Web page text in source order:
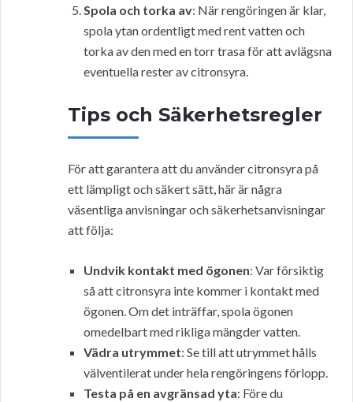
Spola och torka av: När rengöringen är klar,
spola ytan ordentligt med rent vatten och
torka av den med en torr trasa för att avlägsna
eventuella rester av citronsyra.
Tips och Säkerhetsregler
För att garantera att du använder citronsyra på
ett lämpligt och säkert sätt, här är några
väsentliga anvisningar och säkerhetsanvisningar
att följa:
Undvik kontakt med ögonen: Var försiktig
så att citronsyra inte kommer i kontakt med
ögonen. Om det inträffar, spola ögonen
omedelbart med rikliga mängder vatten.
Vädra utrymmet: Se till att utrymmet hålls
välventilerat under hela rengöringens förlopp.
Testa på en avgränsad yta: Före du